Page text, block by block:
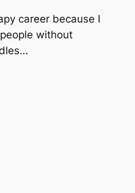
career because I
without